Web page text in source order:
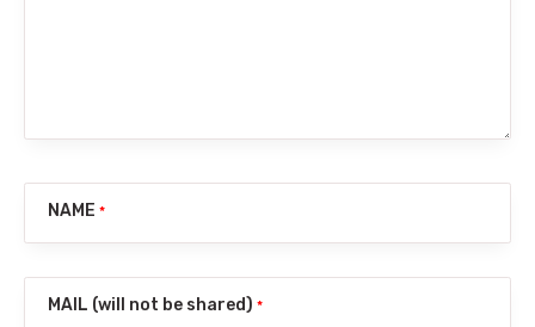
NAME *
MAIL (will not be shared) *